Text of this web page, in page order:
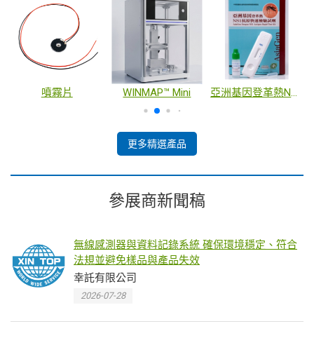
噴霧片 WINMAP™ Mini 亞洲基因登革熱NS1抗原快速檢驗試劑
更多精選產品
參展商新聞稿
無線感測器與資料記錄系統 確保環境穩定、符合
法規並避免樣品與產品失效
幸託有限公司
2026-07-28